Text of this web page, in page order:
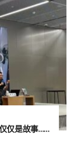
仅是故事……